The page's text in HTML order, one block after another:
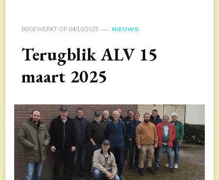
BIJGEWERKT OP 04/10/2025 NIEUWS
Terugblik ALV 15
maart 2025